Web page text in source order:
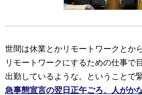
世間は休業とかリモートワークとか
リモートワークにするための仕事で
出勤しているような。ということで
急事態宣言の翌日正午ごろ、人がか